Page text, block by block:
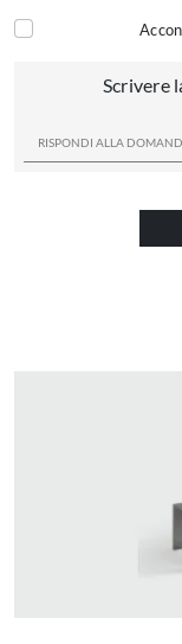
Scrivere